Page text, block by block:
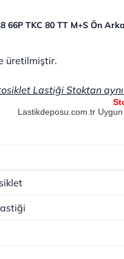
66P TKC 80 TT M+S Ön
üretilmiştir.
Lastiği Stoktan
Lastikdeposu.com.tr